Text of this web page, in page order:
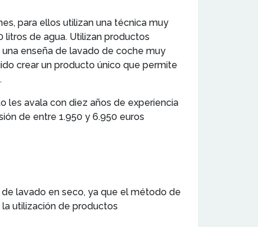
para ellos utilizan una técnica muy
litros de agua. Utilizan productos
enseña de lavado de coche muy
crear un producto único que permite
les avala con diez años de experiencia
de entre 1.950 y 6.950 euros
lavado en seco, ya que el método de
utilización de productos